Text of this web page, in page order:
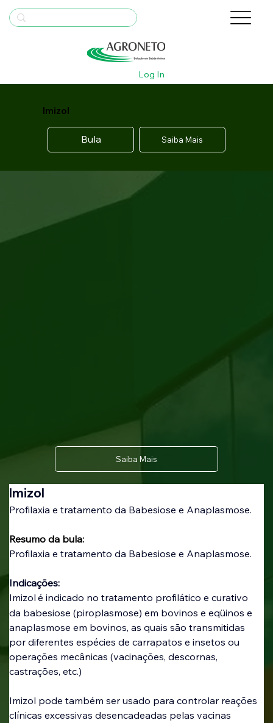
Log In
Imizol
Bula Saiba Mais
Imizol
Profilaxia e tratamento da Babesiose e Anaplasmose.
Resumo da bula:
Profilaxia e tratamento da Babesiose e Anaplasmose.
Indicações:
Imizol é indicado no tratamento profilático e curativo
da babesiose (piroplasmose) em bovinos e eqüinos e
anaplasmose em bovinos, as quais são transmitidas
por diferentes espécies de carrapatos e insetos ou
operações mecânicas (vacinações, descornas,
castrações, etc.)
Imizol pode também ser usado para controlar reações
clínicas excessivas desencadeadas pelas vacinas
Saiba Mais